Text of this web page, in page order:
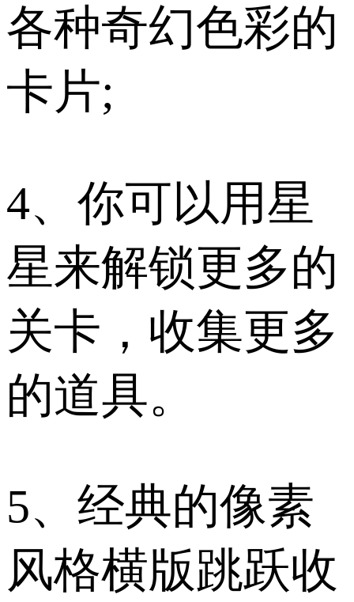
各种奇幻色彩的
卡片;
4、你可以用星
星来解锁更多的
关卡，收集更多
的道具。
5、经典的像素
风格横版跳跃收